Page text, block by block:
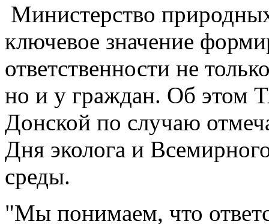
Министерство
ключевое значение
ответственности не
но и у граждан. Об этом
Донской по случаю
Дня эколога и
среды.
"Мы понимаем, что